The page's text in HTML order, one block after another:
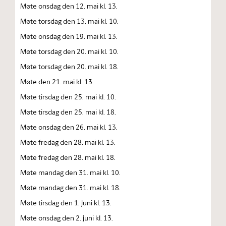
Møte onsdag den 12. mai kl. 13.
Møte torsdag den 13. mai kl. 10.
Møte onsdag den 19. mai kl. 13.
Møte torsdag den 20. mai kl. 10.
Møte torsdag den 20. mai kl. 18.
Møte den 21. mai kl. 13.
Møte tirsdag den 25. mai kl. 10.
Møte tirsdag den 25. mai kl. 18.
Møte onsdag den 26. mai kl. 13.
Møte fredag den 28. mai kl. 13.
Møte fredag den 28. mai kl. 18.
Møte mandag den 31. mai kl. 10.
Møte mandag den 31. mai kl. 18.
Møte tirsdag den 1. juni kl. 13.
Møte onsdag den 2. juni kl. 13.